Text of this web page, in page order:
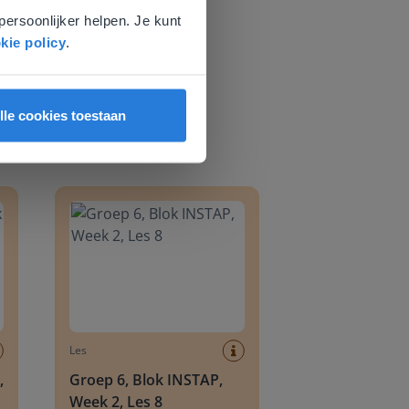
helpen. Je kunt
policy.
cookies toestaan
Les
Groep 6, Blok INSTAP,
Week 2, Les 8